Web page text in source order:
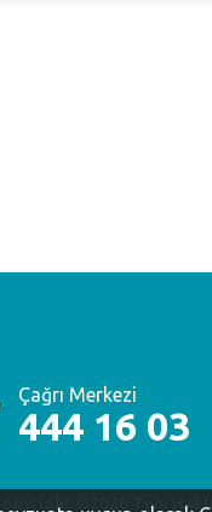
Çağrı Merkezi
444 16 03
©2020 Tüm